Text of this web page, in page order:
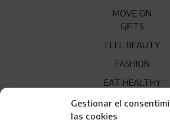
Gestionar el
las cookies
MOVE ON
GIFTS
FEEL BEAUTY
FASHION
EAT HEALTHY
WONDER